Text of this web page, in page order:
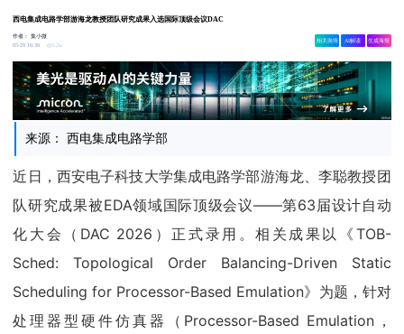
西电集成电路学部游海龙教授团队研究成果入选国际顶级会议DAC
作者：集小微
05-29 16:39
3.2w
相关舆情 AI解读 生成海报
来源： 西电集成电路学部
近日，西安电子科技大学集成电路学部游海龙、李聪教授团
队研究成果被EDA领域国际顶级会议——第63届设计自动
化大会（DAC 2026）正式录用。相关成果以《TOB-
Sched: Topological Order Balancing-Driven Static
Scheduling for Processor-Based Emulation》为题，针对
处理器型硬件仿真器（Processor-Based Emulation，